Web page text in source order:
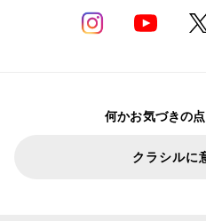
何かお気づきの
クラシルに